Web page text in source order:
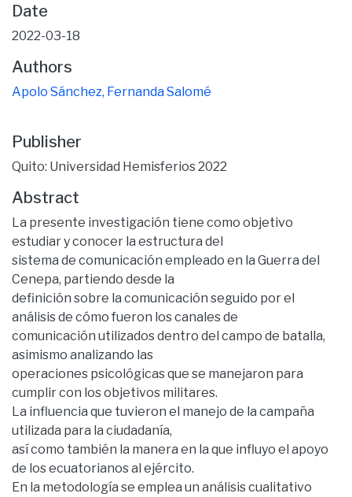
Date
2022-03-18
Authors
Apolo Sánchez, Fernanda Salomé
Publisher
Quito: Universidad Hemisferios 2022
Abstract
La presente investigación tiene como objetivo
estudiar y conocer la estructura del
sistema de comunicación empleado en la Guerra del
Cenepa, partiendo desde la
definición sobre la comunicación seguido por el
análisis de cómo fueron los canales de
comunicación utilizados dentro del campo de batalla,
asimismo analizando las
operaciones psicológicas que se manejaron para
cumplir con los objetivos militares.
La influencia que tuvieron el manejo de la campaña
utilizada para la ciudadanía,
así como también la manera en la que influyo el apoyo
de los ecuatorianos al ejército.
En la metodología se emplea un análisis cualitativo